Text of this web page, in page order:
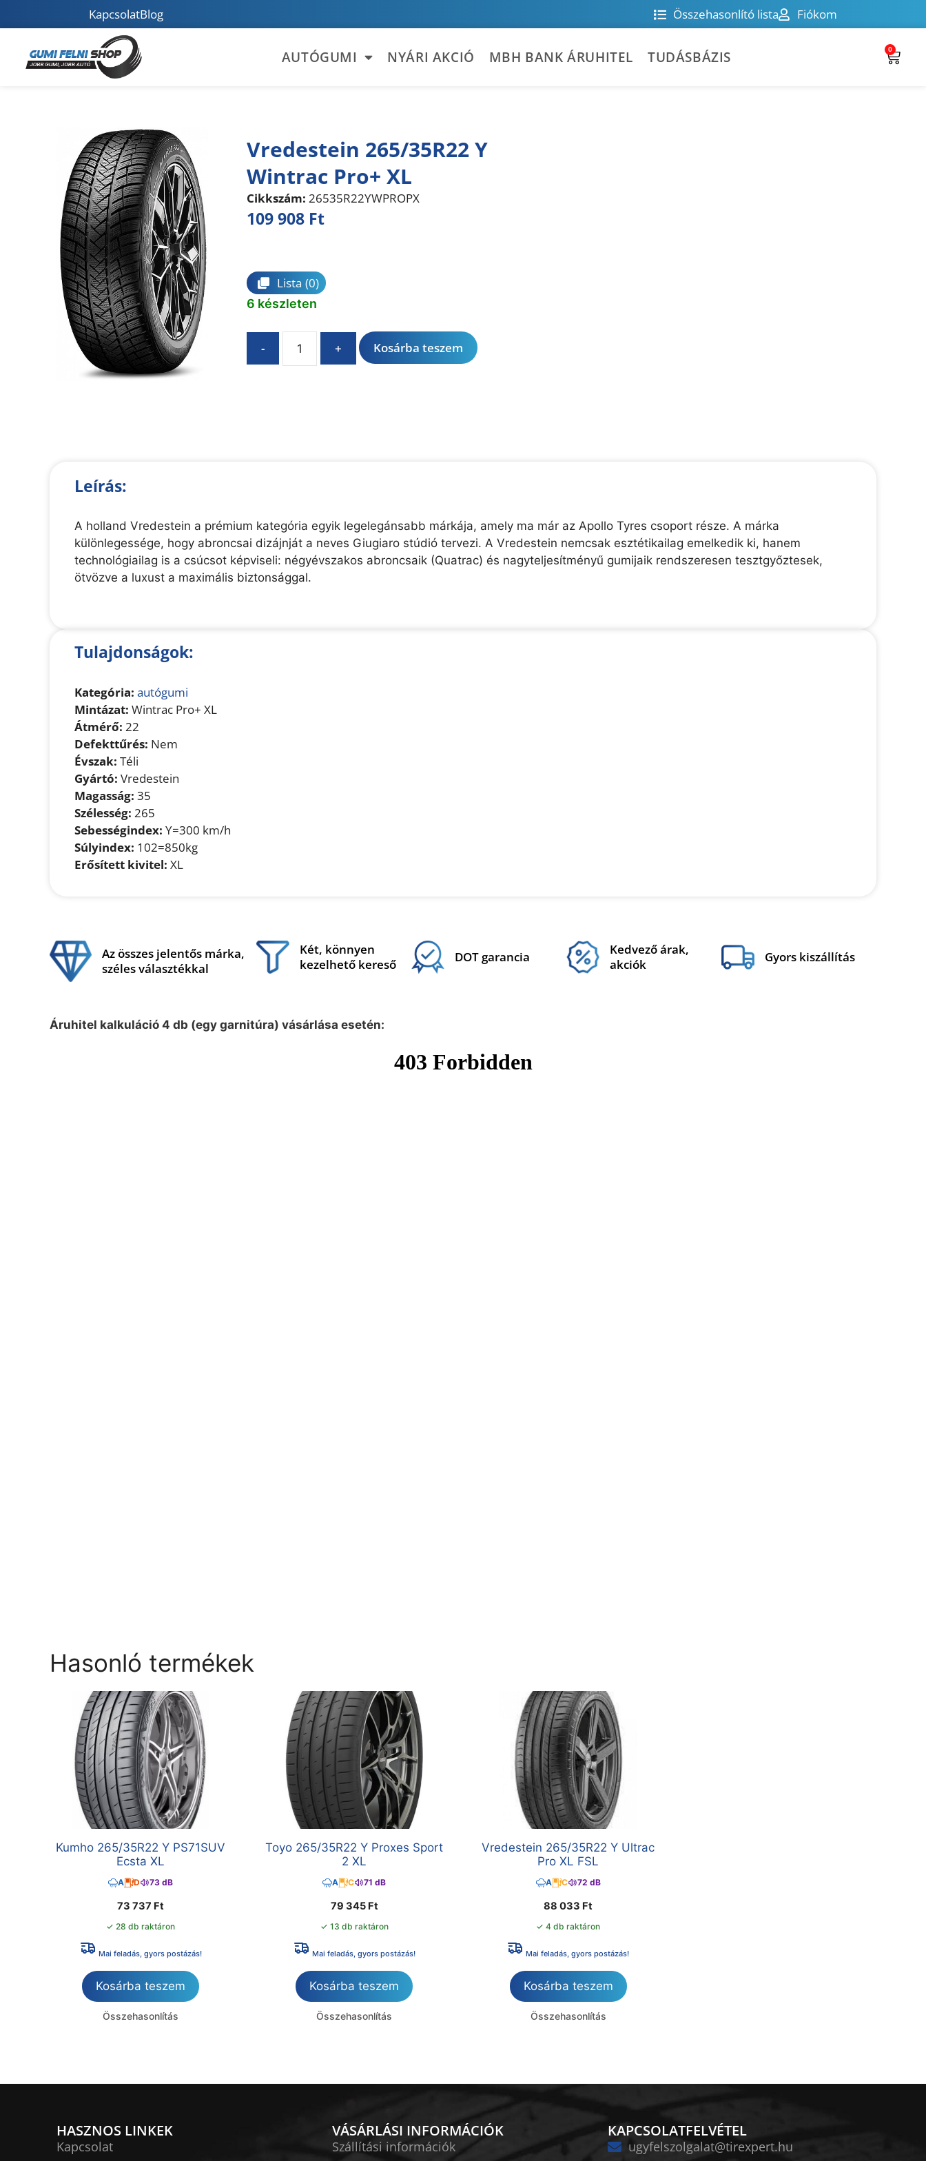
KapcsolatBlog Összehasonlító lista Fiókom
AUTÓGUMI NYÁRI AKCIÓ MBH BANK ÁRUHITEL TUDÁSBÁZIS 0
Vredestein 265/35R22 Y
Wintrac Pro+ XL
Cikkszám: 26535R22YWPROPX
109 908 Ft
Lista (0)
6 készleten
- + Kosárba teszem
Leírás:
A holland Vredestein a prémium kategória egyik legelegánsabb márkája, amely ma már az Apollo Tyres csoport része. A márka
különlegessége, hogy abroncsai dizájnját a neves Giugiaro stúdió tervezi. A Vredestein nemcsak esztétikailag emelkedik ki, hanem
technológiailag is a csúcsot képviseli: négyévszakos abroncsaik (Quatrac) és nagyteljesítményű gumijaik rendszeresen tesztgyőztesek,
ötvözve a luxust a maximális biztonsággal.
Tulajdonságok:
Kategória: autógumi
Mintázat: Wintrac Pro+ XL
Átmérő: 22
Defekttűrés: Nem
Évszak: Téli
Gyártó: Vredestein
Magasság: 35
Szélesség: 265
Sebességindex: Y=300 km/h
Súlyindex: 102=850kg
Erősített kivitel: XL
Az összes jelentős márka,
széles választékkal
Két, könnyen
kezelhető kereső
DOT garancia
Kedvező árak,
akciók
Gyors kiszállítás
Áruhitel kalkuláció 4 db (egy garnitúra) vásárlása esetén:
Hasonló termékek
Kumho 265/35R22 Y PS71SUV
Ecsta XL
A D 73 dB
73 737 Ft
✓ 28 db raktáron
Mai feladás, gyors postázás!
Kosárba teszem
Összehasonlítás
Toyo 265/35R22 Y Proxes Sport
2 XL
A C 71 dB
79 345 Ft
✓ 13 db raktáron
Mai feladás, gyors postázás!
Kosárba teszem
Összehasonlítás
Vredestein 265/35R22 Y Ultrac
Pro XL FSL
A C 72 dB
88 033 Ft
✓ 4 db raktáron
Mai feladás, gyors postázás!
Kosárba teszem
Összehasonlítás
HASZNOS LINKEK
Kapcsolat
VÁSÁRLÁSI INFORMÁCIÓK
Szállítási információk
KAPCSOLATFELVÉTEL
ugyfelszolgalat@tirexpert.hu